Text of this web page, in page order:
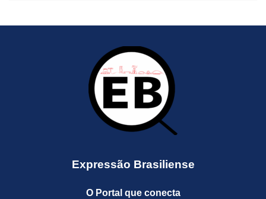
Expressão Brasiliense
O Portal que conecta